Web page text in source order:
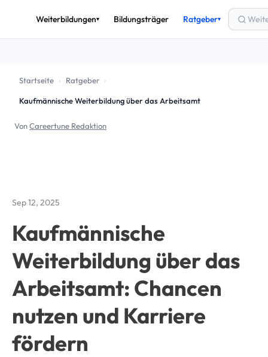
Weiterbildungen▾ Bildungsträger Ratgeber▾
💶
Startseite › Ratgeber ›
Kaufmännische Weiterbildung über das Arbeitsamt
VonCareertune Redaktion
Sep 12, 2025
Kaufmännische
Weiterbildung über das
Arbeitsamt: Chancen
nutzen und Karriere
fördern